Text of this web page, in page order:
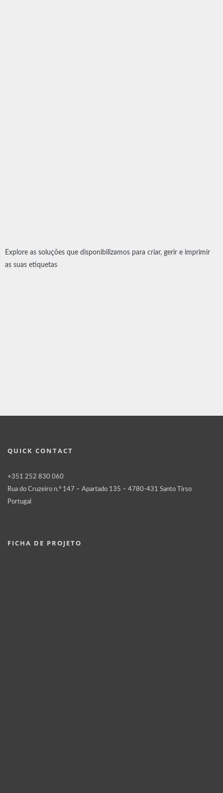
Explore as soluções que disponibilizamos para criar, gerir e imprimir
as suas etiquetas
QUICK CONTACT
+351 252 830 060
Rua do Cruzeiro n.º 147 – Apartado 135 – 4780-431 Santo Tirso
Portugal
FICHA DE PROJETO